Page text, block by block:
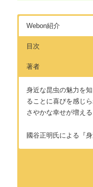
Webon紹介
目次
著者
身近な昆虫の魅力を
ることに喜びを感じ
さやかな幸せが増える
國谷正明氏による『